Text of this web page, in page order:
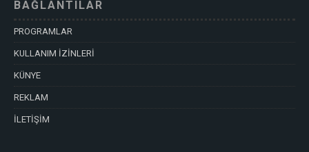
BAĞLANTILAR
PROGRAMLAR
KULLANIM İZİNLERİ
KÜNYE
REKLAM
İLETİŞİM